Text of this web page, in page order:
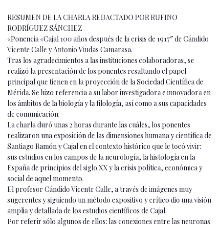
RESUMEN DE LA CHARLA REDACTADO POR RUFINO
RODRÍGUEZ SÁNCHEZ
«Ponencia «Cajal 100 años después de la crisis de 1917″ de Cándido
Vicente Calle y Antonio Viudas Camarasa.
Tras los agradecimientos a las instituciones colaboradoras, se
realizó la presentación de los ponentes resaltando el papel
principal que tienen en la proyección de la Sociedad Científica de
Mérida. Se hizo referencia a su labor investigadora e innovadora en
los ámbitos de la biología y la filología, así como a sus capacidades
de comunicación.
La charla duró unas 2 horas durante las cuáles, los ponentes
realizaron una exposición de las dimensiones humana y científica de
Santiago Ramón y Cajal en el contexto histórico que le tocó vivir:
sus estudios en los campos de la neurología, la histología en la
España de principios del siglo XX y la crisis política, económica y
social de aquel momento.
El profesor Cándido Vicente Calle, a través de imágenes muy
sugerentes y siguiendo un método expositivo y crítico dio una visión
amplia y detallada de los estudios científicos de Cajal.
Por referir sólo algunos de ellos: las conexiones entre las neuronas